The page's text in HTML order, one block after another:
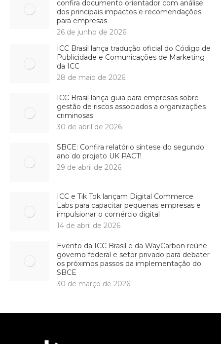
confira documento orientador com análise
dos principais impactos e recomendações
para empresas
26 de junho de 2026
ICC Brasil lança tradução oficial do Código de
Publicidade e Comunicações de Marketing
da ICC
28 de maio de 2026
ICC Brasil lança guia para empresas sobre
gestão de riscos associados a organizações
criminosas
30 de abril de 2026
SBCE: Confira relatório síntese do segundo
ano do projeto UK PACT!
29 de abril de 2026
ICC e Tik Tok lançam Digital Commerce
Labs para capacitar pequenas empresas e
impulsionar o comércio digital
14 de abril de 2026
Evento da ICC Brasil e da WayCarbon reúne
governo federal e setor privado para debater
os próximos passos da implementação do
SBCE
30 de março de 2026